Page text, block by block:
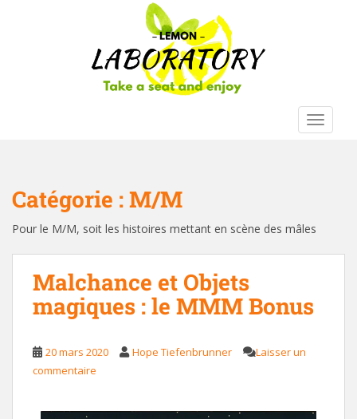
Catégorie :M/M
Pour le M/M, soit les histoires mettant en scène des mâles
Malchance et Objets
magiques : le MMM Bonus
20 mars 2020 Hope Tiefenbrunner
Laisser un
commentaire